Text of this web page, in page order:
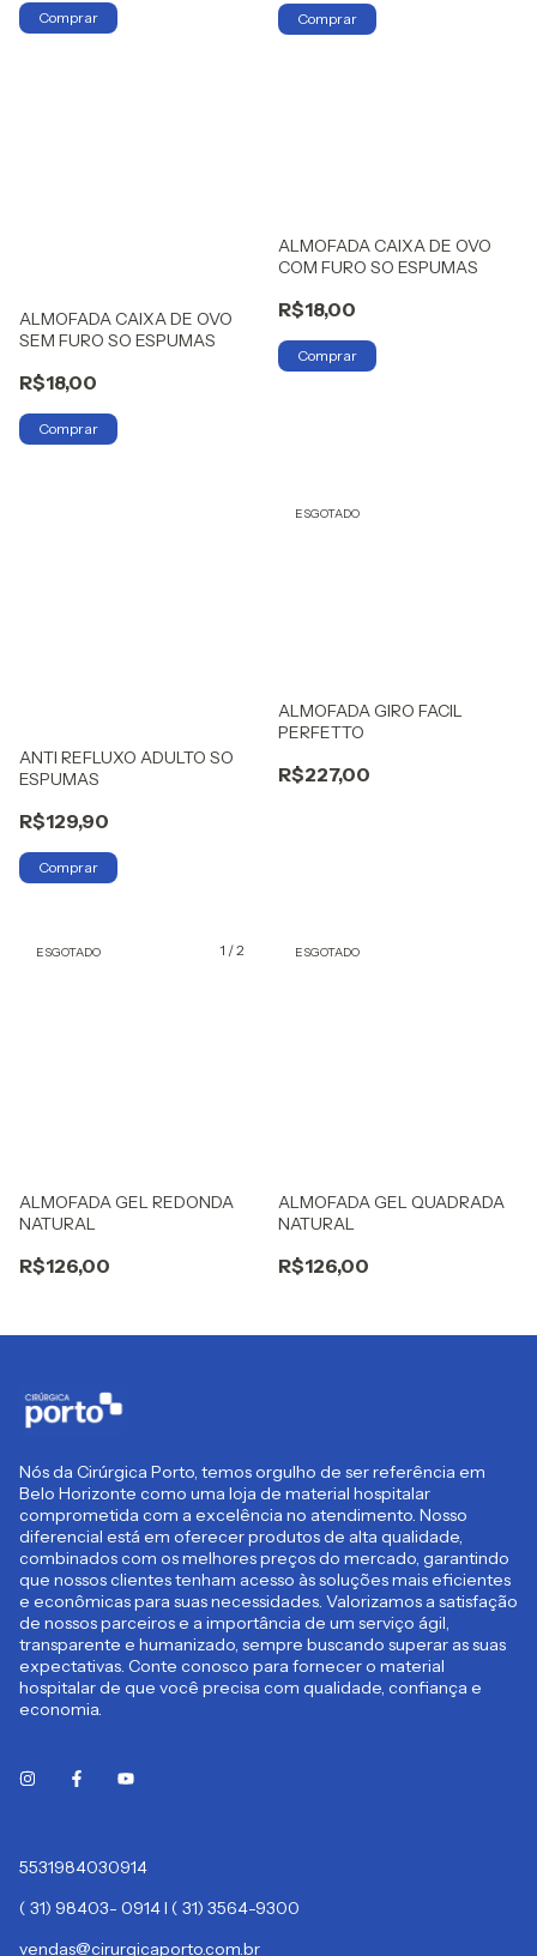
ALMOFADA CAIXA DE OVO
SEM FURO SO ESPUMAS
R$18,00
ALMOFADA CAIXA DE OVO
COM FURO SO ESPUMAS
R$18,00
ANTI REFLUXO ADULTO SO
ESPUMAS
R$129,90
ESGOTADO
ALMOFADA GIRO FACIL
PERFETTO
R$227,00
1 /2
ESGOTADO
ALMOFADA GEL REDONDA
NATURAL
R$126,00
ESGOTADO
ALMOFADA GEL QUADRADA
NATURAL
R$126,00
Nós da Cirúrgica Porto, temos orgulho de ser referência em
Belo Horizonte como uma loja de material hospitalar
comprometida com a excelência no atendimento. Nosso
diferencial está em oferecer produtos de alta qualidade,
combinados com os melhores preços do mercado, garantindo
que nossos clientes tenham acesso às soluções mais eficientes
e econômicas para suas necessidades. Valorizamos a satisfação
de nossos parceiros e a importância de um serviço ágil,
transparente e humanizado, sempre buscando superar as suas
expectativas. Conte conosco para fornecer o material
hospitalar de que você precisa com qualidade, confiança e
economia.
5531984030914
( 31) 98403- 0914 I ( 31) 3564-9300
vendas@cirurgicaporto.com.br